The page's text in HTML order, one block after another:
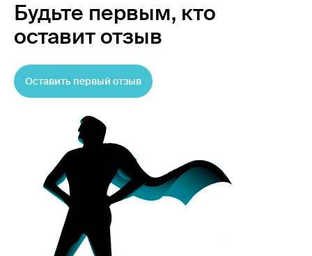
Будьте первым, кто
оставит отзыв
Оставить первый отзыв